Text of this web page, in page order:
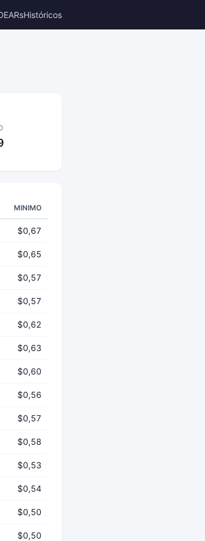
Históricos
MINIMO
$0,67
$0,65
$0,57
$0,57
$0,62
$0,63
$0,60
$0,56
$0,57
$0,58
$0,53
$0,54
$0,50
$0,50